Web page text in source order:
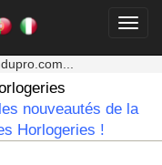
nouveautés de la
Horlogeries !